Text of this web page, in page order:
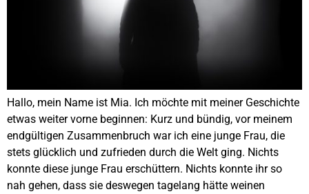
Hallo, mein Name ist Mia. Ich möchte mit meiner Geschichte
etwas weiter vorne beginnen: Kurz und bündig, vor meinem
endgültigen Zusammenbruch war ich eine junge Frau, die
stets glücklich und zufrieden durch die Welt ging. Nichts
konnte diese junge Frau erschüttern. Nichts konnte ihr so
nah gehen, dass sie deswegen tagelang hätte weinen